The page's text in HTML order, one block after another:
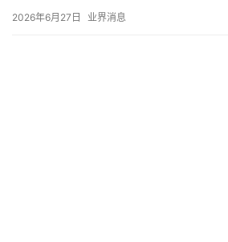
2026年6月27日 业界消息